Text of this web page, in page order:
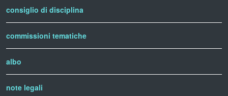
consiglio di disciplina
commissioni tematiche
albo
note legali